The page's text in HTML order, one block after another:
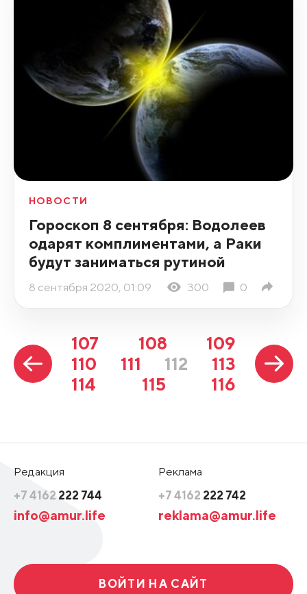
НОВОСТИ
Гороскоп 8 сентября: Водолеев
одарят комплиментами, а Раки
будут заниматься рутиной
8 сентября 2020, 01:09 300 0
107 108
109
110
111 112
113
114
115 116
Редакция
+7 4162 222 744
info@amur.life
Реклама
+7 4162 222 742
reklama@amur.life
ВОЙТИ НА САЙТ